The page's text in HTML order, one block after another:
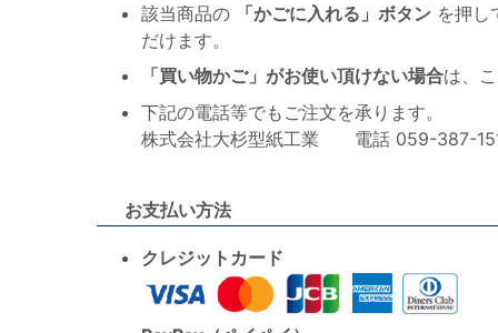
該当商品の
「かごに入れる」ボタン を押し
だけます。
「買い物かご」がお使い頂けない場合は、
下記の電話等でもご注文を承ります。
株式会社大杉型紙工業 電話 059-387-
お支払い方法
クレジットカード